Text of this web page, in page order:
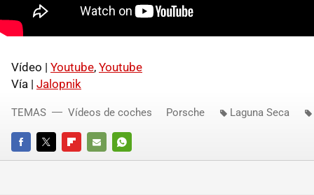
Vídeo | Youtube, Youtube
Vía | Jalopnik
FACEBOOKTWITTERFLIPBOARD
E-
WHATSAPP
TEMAS Vídeos de coches Porsche Laguna Seca